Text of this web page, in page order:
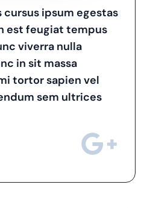
cursus ipsum egestas
est feugiat tempus
viverra nulla
in sit massa
tortor sapien vel
sem ultrices